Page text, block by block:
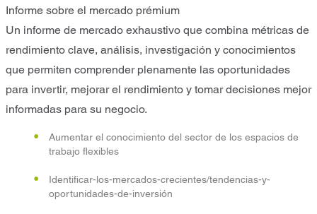
Informe sobre el mercado prémium
Un informe de mercado exhaustivo que combina métricas de
rendimiento clave, análisis, investigación y conocimientos
que permiten comprender plenamente las oportunidades
para invertir, mejorar el rendimiento y tomar decisiones mejor
informadas para su negocio.
Aumentar el conocimiento del sector de los espacios de
trabajo flexibles
Identificar-los-mercados-crecientes/tendencias-y-
oportunidades-de-inversión